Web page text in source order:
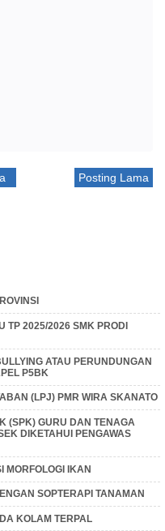
Posting Lama
TP 2025/2026 SMK PRODI
ATAU PERUNDUNGAN
P5BK
(LPJ) PMR WIRA SKANATO
(SPK) GURU DAN TENAGA
DIKETAHUI PENGAWAS
MORFOLOGI IKAN
SOPTERAPI TANAMAN
KOLAM TERPAL